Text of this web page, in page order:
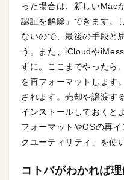
った場合は、新しいMac
認証を解除」できます。
ないので、最後の手段と
う。また、iCloudや
ずに。ここまでやったら
を再フォーマットします
されます。売却や譲渡す
インストールしておくと
フォーマットやOSの再
クユーティリティ」を使
コトバがわかれば